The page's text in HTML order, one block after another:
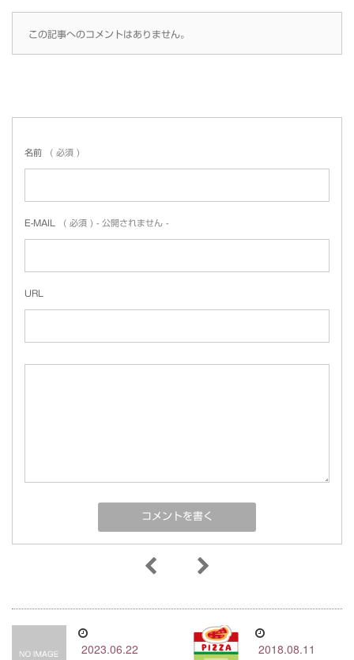
この記事へのコメントはありません。
名前 ( 必須 )
E-MAIL ( 必須 ) - 公開されません -
URL
2023.06.22 2018.08.11